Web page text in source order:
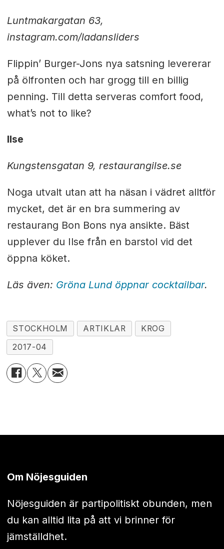
Luntmakargatan 63,
instagram.com/ladansliders
Flippin’ Burger-Jons nya satsning levererar
på ölfronten och har grogg till en billig
penning. Till detta serveras comfort food,
what’s not to like?
Ilse
Kungstensgatan 9, restaurangilse.se
Noga utvalt utan att ha näsan i vädret alltför
mycket, det är en bra summering av
restaurang Bon Bons nya ansikte. Bäst
upplever du Ilse från en barstol vid det
öppna köket.
Läs även: Gröna Lund öppnar cocktailbar.
STOCKHOLM ARTIKLAR
KROG
2017-04
Om Nöjesguiden
Nöjesguiden är partipolitiskt obunden, men
du kan alltid lita på att vi brinner för
jämställdhet.